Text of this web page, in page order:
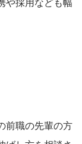
前職の先輩の方